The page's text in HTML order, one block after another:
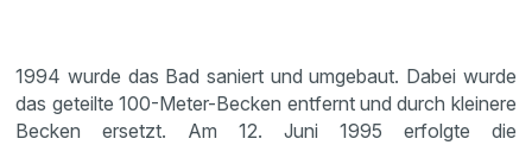
1994 wurde das Bad saniert und umgebaut. Dabei wurde
das geteilte 100-Meter-Becken entfernt und durch kleinere
Becken ersetzt. Am 12. Juni 1995 erfolgte die